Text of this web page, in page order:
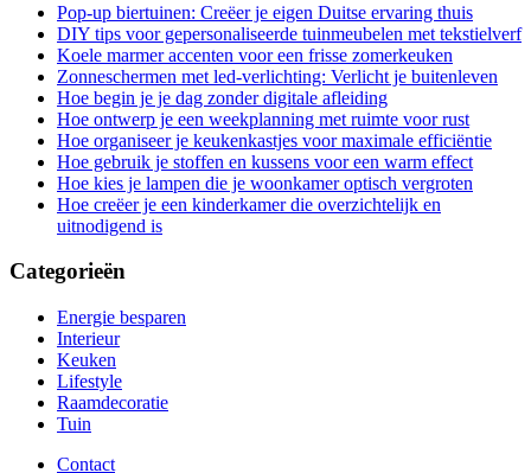
Pop-up biertuinen: Creëer je eigen Duitse ervaring thuis
DIY tips voor gepersonaliseerde tuinmeubelen met tekstielverf
Koele marmer accenten voor een frisse zomerkeuken
Zonneschermen met led-verlichting: Verlicht je buitenleven
Hoe begin je je dag zonder digitale afleiding
Hoe ontwerp je een weekplanning met ruimte voor rust
Hoe organiseer je keukenkastjes voor maximale efficiëntie
Hoe gebruik je stoffen en kussens voor een warm effect
Hoe kies je lampen die je woonkamer optisch vergroten
Hoe creëer je een kinderkamer die overzichtelijk en
uitnodigend is
Categorieën
Energie besparen
Interieur
Keuken
Lifestyle
Raamdecoratie
Tuin
Contact